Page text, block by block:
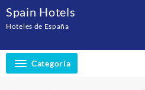
contenido
Spain Hotels
Hoteles de España
Categoría